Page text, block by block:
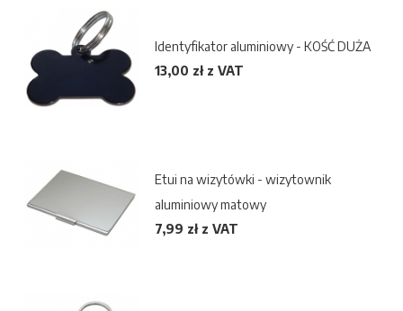
Identyfikator aluminiowy - KOŚĆ DUŻA
13,00 zł z VAT
Etui na wizytówki - wizytownik
aluminiowy matowy
7,99 zł z VAT